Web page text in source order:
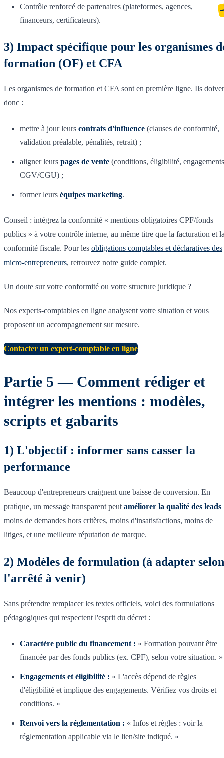
Contrôle renforcé de partenaires (plateformes, agences,
financeurs, certificateurs).
3) Impact spécifique pour les organismes
formation (OF) et CFA
Les organismes de formation et CFA sont en première ligne. Ils
donc :
mettre à jour leurs contrats d'influence (clauses de conformité,
validation préalable, pénalités, retrait) ;
aligner leurs pages de vente (conditions, éligibilité,
CGV/CGU) ;
former leurs équipes marketing.
Conseil : intégrez la conformité « mentions obligatoires CPF/fonds
publics » à votre contrôle interne, au même titre que la facturation et
conformité fiscale. Pour les obligations comptables et déclaratives des
micro-entrepreneurs, retrouvez notre guide complet.
Un doute sur votre conformité ou votre structure juridique ?
Nos experts-comptables en ligne analysent votre situation et vous
proposent un accompagnement sur mesure.
Contacter un expert-comptable en ligne
Partie 5 — Comment rédiger et
intégrer les mentions : modèles,
scripts et gabarits
1) L'objectif : informer sans casser la
performance
Beaucoup d'entrepreneurs craignent une baisse de conversion. En
pratique, un message transparent peut améliorer la qualité des leads
moins de demandes hors critères, moins d'insatisfactions, moins de
litiges, et une meilleure réputation de marque.
2) Modèles de formulation (à adapter selon
l'arrêté à venir)
Sans prétendre remplacer les textes officiels, voici des formulations
pédagogiques qui respectent l'esprit du décret :
Caractère public du financement : « Formation pouvant être
financée par des fonds publics (ex. CPF), selon votre situation. »
Engagements et éligibilité : « L'accès dépend de règles
d'éligibilité et implique des engagements. Vérifiez vos droits et
conditions. »
Renvoi vers la réglementation : « Infos et règles : voir la
réglementation applicable via le lien/site indiqué. »